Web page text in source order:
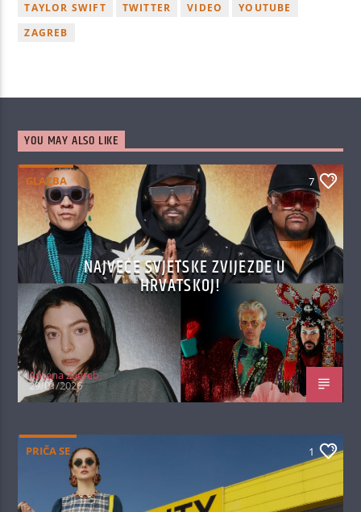
TAYLOR SWIFT
TWITTER VIDEO
YOUTUBE
ZAGREB
YOU MAY ALSO LIKE
GLAZBA 7
NAJVEĆE SVJETSKE ZVIJEZDE U
HRVATSKOJ!
Antena Zagreb
29/01/2026
PRIČA SE 1